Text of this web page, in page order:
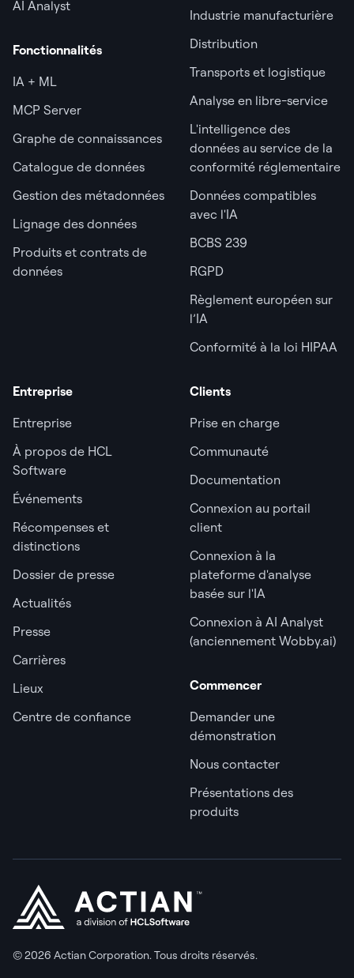
AI Analyst
Fonctionnalités
IA + ML
MCP Server
Graphe de connaissances
Catalogue de données
Gestion des métadonnées
Lignage des données
Produits et contrats de
données
Industrie manufacturière
Distribution
Transports et logistique
Analyse en libre-service
L'intelligence des
données au service de la
conformité réglementaire
Données compatibles
avec l'IA
BCBS 239
RGPD
Règlement européen sur
l’IA
Conformité à la loi HIPAA
Entreprise
Entreprise
À propos de HCL
Software
Événements
Récompenses et
distinctions
Dossier de presse
Actualités
Presse
Carrières
Lieux
Centre de confiance
Clients
Prise en charge
Communauté
Documentation
Connexion au portail
client
Connexion à la
plateforme d'analyse
basée sur l'IA
Connexion à AI Analyst
(anciennement Wobby.ai)
Commencer
Demander une
démonstration
Nous contacter
Présentations des
produits
© 2026 Actian Corporation. Tous droits réservés.